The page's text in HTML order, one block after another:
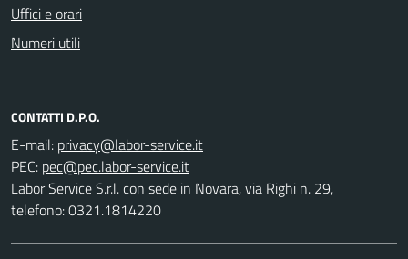
Uffici e orari
Numeri utili
CONTATTI D.P.O.
E-mail:
PEC:
Labor Service S.r.l. con sede in Novara, via Righi n. 29,
telefono: 0321.1814220